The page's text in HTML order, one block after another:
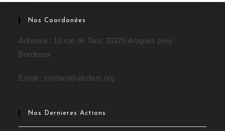
Nos Coordonées
Adresse : 10 rue de Taris 33370 Artigues prés
Bordeaux
Email : contact@afcdam.org
Nos Dernieres Actions